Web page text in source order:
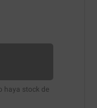
haya stock de